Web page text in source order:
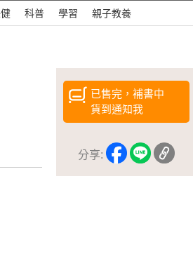
科普 學習 親子教養
已售完，補書中
貨到通知我
分享: